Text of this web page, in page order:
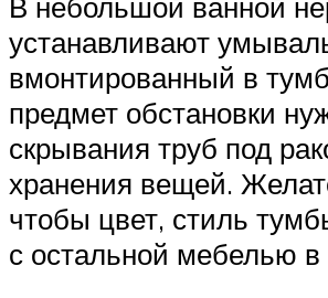
устанавливают
вмонтированный в
предмет обстановки
скрывания труб под
хранения вещей.
чтобы цвет, стиль
с остальной мебелью в